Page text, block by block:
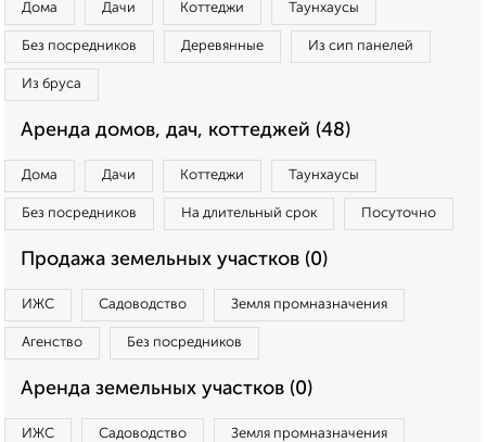
Дома Дачи Коттеджи Таунхаусы
Без посредников Деревянные Из сип панелей
Из бруса
Аренда домов, дач, коттеджей (48)
Дома Дачи Коттеджи Таунхаусы
Без посредников На длительный срок Посуточно
Продажа земельных участков (0)
ИЖС Садоводство Земля промназначения
Агенство Без посредников
Аренда земельных участков (0)
ИЖС Садоводство Земля промназначения